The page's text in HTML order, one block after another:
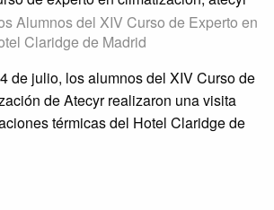
Alumnos del XIV Curso de Experto en
Claridge de Madrid
de julio, los alumnos del XIV Curso de
de Atecyr realizaron una visita
térmicas del Hotel Claridge de